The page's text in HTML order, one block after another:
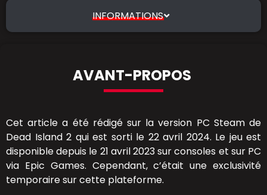
INFORMATIONS
AVANT-PROPOS
Cet article a été rédigé sur la version PC Steam de
Dead Island 2 qui est sorti le 22 avril 2024. Le jeu est
disponible depuis le 21 avril 2023 sur consoles et sur PC
via Epic Games. Cependant, c’était une exclusivité
temporaire sur cette plateforme.